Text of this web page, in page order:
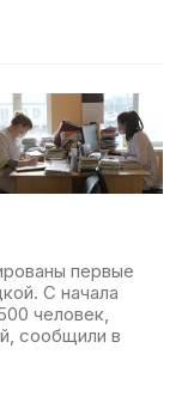
первые
С начала
человек,
сообщили в